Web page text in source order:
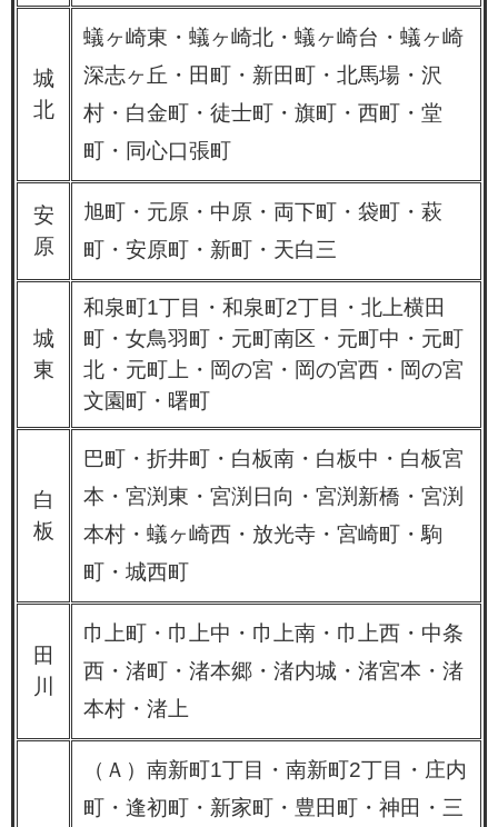
城
北
蟻ヶ崎東・蟻ヶ崎北・蟻ヶ崎台・蟻ヶ崎
深志ヶ丘・田町・新田町・北馬場・沢
村・白金町・徒士町・旗町・西町・堂
町・同心口張町
安
原
旭町・元原・中原・両下町・袋町・萩
町・安原町・新町・天白三
城
東
和泉町1丁目・和泉町2丁目・北上横田
町・女鳥羽町・元町南区・元町中・元町
北・元町上・岡の宮・岡の宮西・岡の宮
文園町・曙町
白
板
巴町・折井町・白板南・白板中・白板宮
本・宮渕東・宮渕日向・宮渕新橋・宮渕
本村・蟻ヶ崎西・放光寺・宮崎町・駒
町・城西町
田
川
巾上町・巾上中・巾上南・巾上西・中条
西・渚町・渚本郷・渚内城・渚宮本・渚
本村・渚上
（Ａ）南新町1丁目・南新町2丁目・庄内
町・逢初町・新家町・豊田町・神田・三